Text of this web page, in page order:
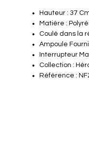
Hauteur : 37
Matière :
Coulé dans la
Ampoule
Interrupteur
Collection :
Référence :